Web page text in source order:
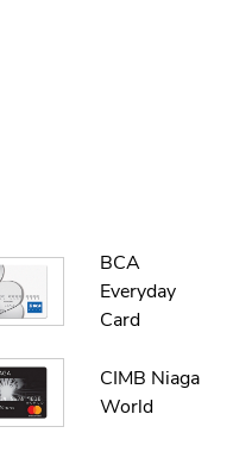
BCA
Everyday
Card
CIMB Niaga
World